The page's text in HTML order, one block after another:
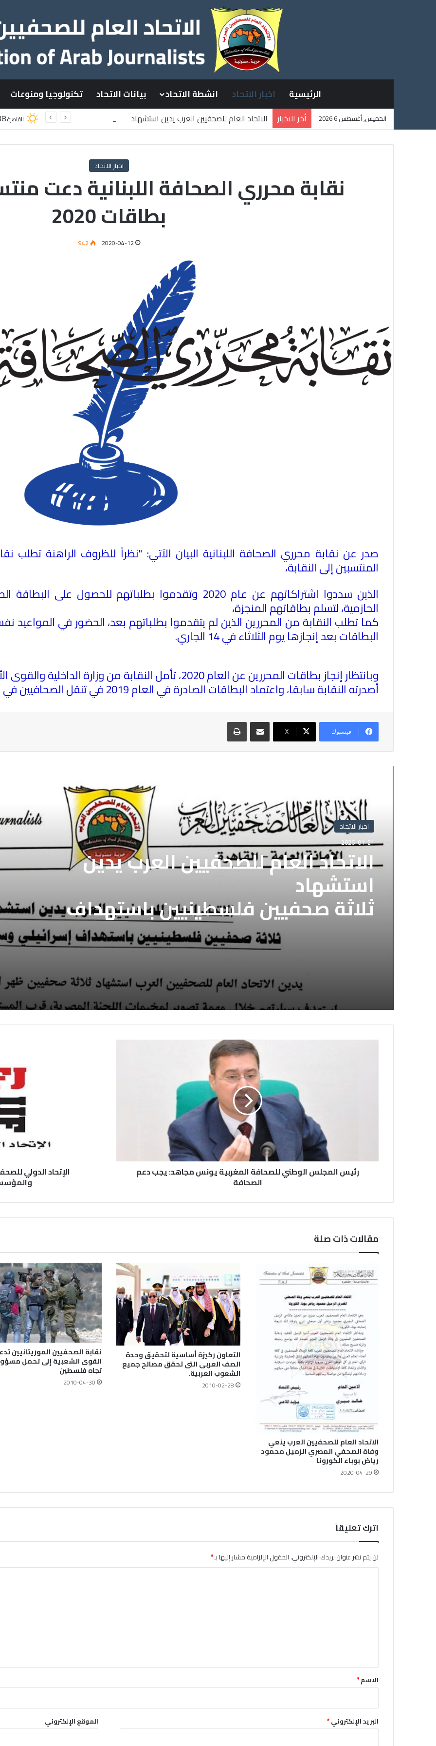
الرئيسية اخبار الاتحاد انشطة الاتحاد بيانات الاتحاد تكنولوجيا ومنوعات
الخميس, أغسطس 6 2026 أخر الاخبار
الاتحاد العام للصحفيين العرب يدين استشهاد
القاهرة
اخبار الاتحاد
نقابة محرري الصحافة اللبنانية دعت
بطاقات 2020
2020-04-12
942
صدر عن نقابة محرري الصحافة اللبنانية البيان الآتي: "نظراً للظروف الراهنة تطلب
المنتسبين إلى النقابة،
الذين سددوا اشتراكاتهم عن عام 2020 وتقدموا بطلباتهم
الحازمية، لتسلم بطاقاتهم المنجزة،
كما تطلب النقابة من المحررين الذين لم يتقدموا بطلباتهم بعد، الحضور في المواعيد
البطاقات بعد إنجازها يوم الثلاثاء في 14 الجاري
.
وبانتظار إنجاز بطاقات المحررين عن العام 2020، تأمل النقابة من
أصدرته النقابة سابقا، واعتماد البطاقات الصادرة في العام 2019 في تنقل الصحافيين في هذه الظروف الاستثنائية
فيسبوك X
مشاركة عبر البريد طباعة
اخبار الاتحاد
2026-01-21
الاتحاد العام للصحفيين العرب يدين
استشهاد
ثلاثة صحفيين فلسطينيين باستهداف
إسرائيلي وسط قطاع غزة
رئيس المجلس الوطني للصحافة المغربية يونس مجاهد: يجب دعم
الصحافة
الإتحاد الدولي
مقالات ذات صلة
الاتحاد العام للصحفيين العرب ينعي
وفاة الصحفي المصري الزميل محمود
رياض بوباء الكورونا
2020-04-29
التعاون ركيزة أساسية لتحقيق وحدة
الصف العربى التى تحقق مصالح جميع
الشعوب العربية.
2010-02-28
نقابة الصحفيين الموريتانيين
القوى الشعبية إلى تحمل
تجاه فلسطين
2010-04-30
اترك تعليقاً
لن يتم نشر عنوان بريدك الإلكتروني.الحقول الإلزامية مشار إليها بـ*
*الاسم*
البريد الإلكتروني* الموقع الإلكتروني